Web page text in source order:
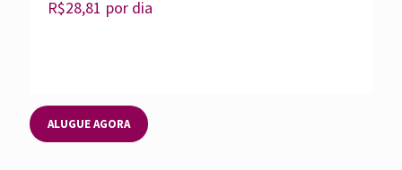
R$28,81 por dia
ALUGUE AGORA